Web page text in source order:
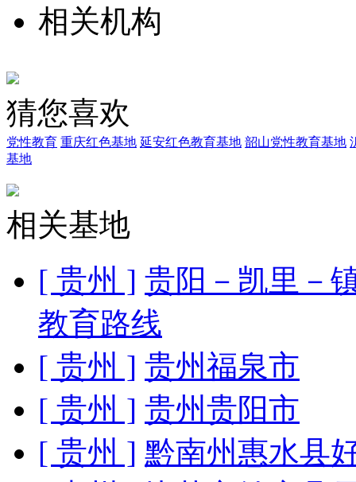
相关机构
猜您喜欢
党性教育 重庆红色基地 延安红色教育基地 韶山党性教育基地
基地
相关基地
[ 贵州 ] 贵阳－凯里－
教育路线
[ 贵州 ] 贵州福泉市
[ 贵州 ] 贵州贵阳市
[ 贵州 ] 黔南州惠水县